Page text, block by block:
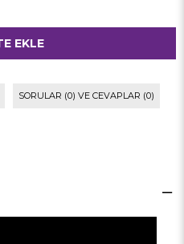
SORULAR (0) VE CEVAPLAR (0)